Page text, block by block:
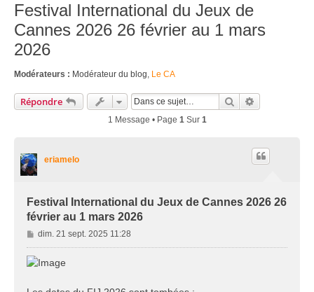
Festival International du Jeux de
Cannes 2026 26 février au 1 mars
2026
Modérateurs : Modérateur du blog, Le CA
Répondre Rechercher
1 Message • Page 1Sur 1
eriamelo
Festival International du Jeux de Cannes 2026 26
février au 1 mars 2026
M
e
s
dim. 21 sept. 2025 11:28